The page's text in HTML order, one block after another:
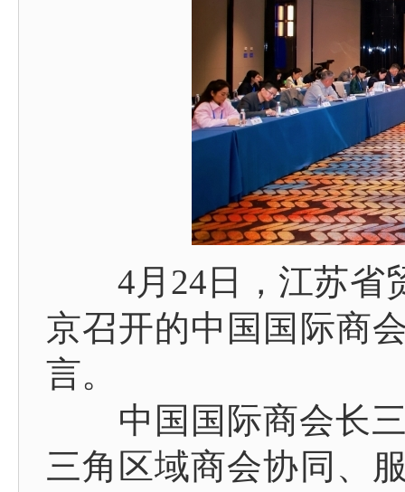
4月24日，江苏省贸
京召开的中国国际商
言。
中国国际商会长三
三角区域商会协同、